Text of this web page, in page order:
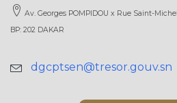
Av. Georges POMPIDOU x Rue Saint-Michel
BP: 202 DAKAR
dgcptsen@tresor.gouv.sn